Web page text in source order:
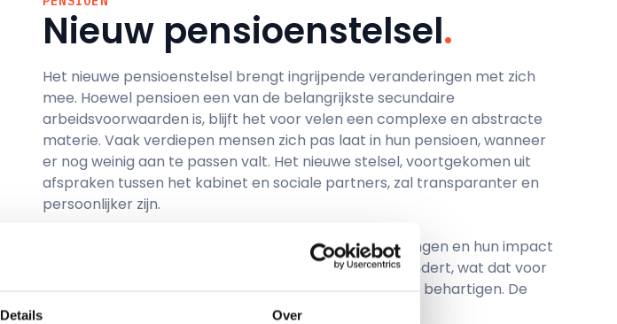
Details Over
Nieuw pensioenstelsel.
Het nieuwe pensioenstelsel brengt ingrijpende veranderingen met zich
mee. Hoewel pensioen een van de belangrijkste secundaire
arbeidsvoorwaarden is, blijft het voor velen een complexe en abstracte
materie. Vaak verdiepen mensen zich pas laat in hun pensioen, wanneer
er nog weinig aan te passen valt. Het nieuwe stelsel, voortgekomen uit
afspraken tussen het kabinet en sociale partners, zal transparanter en
persoonlijker zijn.
biedt inzicht in de komende veranderingen en hun impact
op uw financiële toekomst. We leggen uit wat er verandert, wat dat voor
u betekent, en hoe VHP2 zich inzet om uw belangen te behartigen. De
veranderingen raken iedereen, jong en oud.